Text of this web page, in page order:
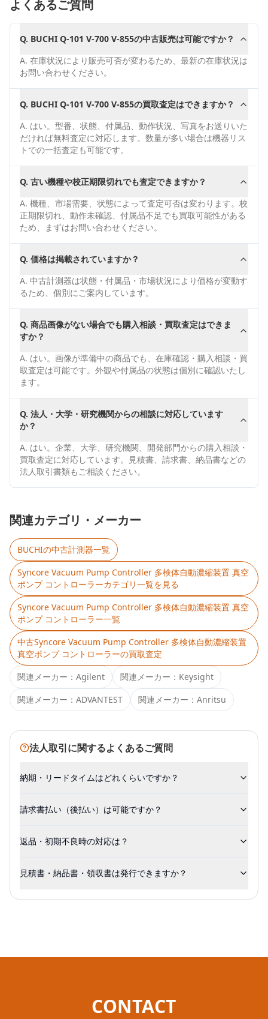
よくあるご質問
Q. BUCHI Q-101 V-700 V-855の中古販売は可能ですか？
A. 在庫状況により販売可否が変わるため、最新の在庫状況は
お問い合わせください。
Q. BUCHI Q-101 V-700 V-855の買取査定はできますか？
A. はい。型番、状態、付属品、動作状況、写真をお送りいた
だければ無料査定に対応します。数量が多い場合は機器リス
トでの一括査定も可能です。
Q. 古い機種や校正期限切れでも査定できますか？
A. 機種、市場需要、状態によって査定可否は変わります。校
正期限切れ、動作未確認、付属品不足でも買取可能性がある
ため、まずはお問い合わせください。
Q. 価格は掲載されていますか？
A. 中古計測器は状態・付属品・市場状況により価格が変動す
るため、個別にご案内しています。
Q. 商品画像がない場合でも購入相談・買取査定はできま
すか？
A. はい。画像が準備中の商品でも、在庫確認・購入相談・買
取査定は可能です。外観や付属品の状態は個別に確認いたし
ます。
Q. 法人・大学・研究機関からの相談に対応しています
か？
A. はい。企業、大学、研究機関、開発部門からの購入相談・
買取査定に対応しています。見積書、請求書、納品書などの
法人取引書類もご相談ください。
関連カテゴリ・メーカー
BUCHIの中古計測器一覧
Syncore Vacuum Pump Controller 多検体自動濃縮装置 真空
ポンプ コントローラーカテゴリ一覧を見る
Syncore Vacuum Pump Controller 多検体自動濃縮装置 真空
ポンプ コントローラー一覧
中古Syncore Vacuum Pump Controller 多検体自動濃縮装置
真空ポンプ コントローラーの買取査定
関連メーカー： Agilent 関連メーカー： Keysight
関連メーカー： ADVANTEST 関連メーカー： Anritsu
法人取引に関するよくあるご質問
納期・リードタイムはどれくらいですか？
請求書払い（後払い）は可能ですか？
返品・初期不良時の対応は？
見積書・納品書・領収書は発行できますか？
CONTACT